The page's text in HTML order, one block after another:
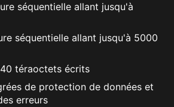
séquentielle allant jusqu'à
séquentielle allant jusqu'à 5000
téraoctets écrits
de protection de données et
erreurs